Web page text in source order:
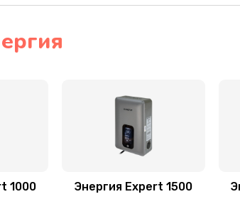
1000 Энергия Expert 1500